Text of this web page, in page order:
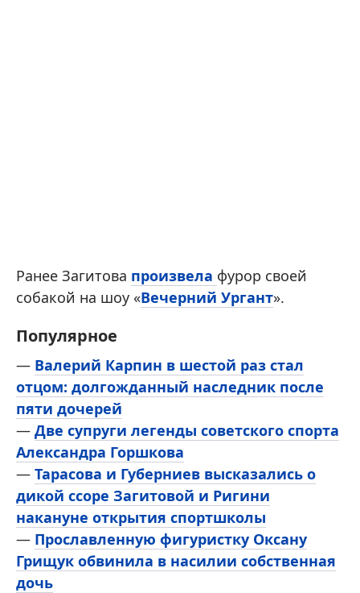
Ранее Загитова произвела фурор своей
собакой на шоу «Вечерний Ургант».
Популярное
— Валерий Карпин в шестой раз стал
отцом: долгожданный наследник после
пяти дочерей
— Две супруги легенды советского спорта
Александра Горшкова
— Тарасова и Губерниев высказались о
дикой ссоре Загитовой и Ригини
накануне открытия спортшколы
— Прославленную фигуристку Оксану
Грищук обвинила в насилии собственная
дочь